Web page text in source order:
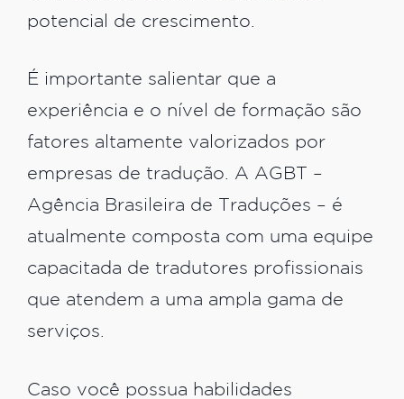
potencial de crescimento.
É importante salientar que a
experiência e o nível de formação são
fatores altamente valorizados por
empresas de tradução. A AGBT –
Agência Brasileira de Traduções – é
atualmente composta com uma equipe
capacitada de tradutores profissionais
que atendem a uma ampla gama de
serviços.
Caso você possua habilidades